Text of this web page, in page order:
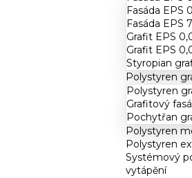
Fasáda EPS
Fasáda EPS
Grafit EPS
Grafit EPS
Styropian
Polystyren
Polystyren
Grafitový
Pochytřan
Polystyren
Polystyren
Systémový
vytápění